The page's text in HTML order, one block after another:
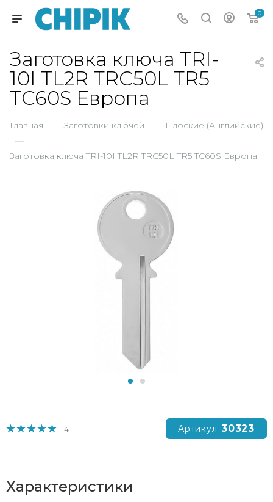
0
Заготовка ключа TRI-
10I TL2R TRC50L TR5
TC60S Европа
Главная — Заготовки ключей — Плоские (Английские)
—
Заготовка ключа TRI-10I TL2R TRC50L TR5 TC60S Европа
14 Артикул: 30323
Характеристики